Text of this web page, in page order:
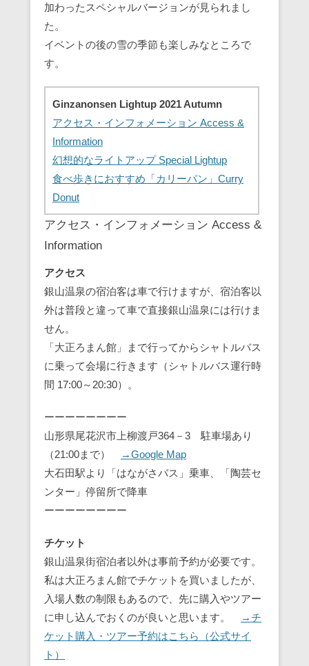
加わったスペシャルバージョンが見られまし
た。
イベントの後の雪の季節も楽しみなところで
す。
Ginzanonsen Lightup 2021 Autumn
アクセス・インフォメーション Access &
Information
幻想的なライトアップ Special Lightup
食べ歩きにおすすめ「カリーパン」Curry
Donut
アクセス・インフォメーション Access &
Information
アクセス
銀山温泉の宿泊客は車で行けますが、宿泊客以
外は普段と違って車で直接銀山温泉には行けま
せん。
「大正ろまん館」まで行ってからシャトルバス
に乗って会場に行きます（シャトルバス運行時
間 17:00～20:30）。
ーーーーーーーー
山形県尾花沢市上柳渡戸364－3 駐車場あり
（21:00まで）
→Google Map
大石田駅より「はながさバス」乗車、「陶芸セ
ンター」停留所で降車
ーーーーーーーー
チケット
銀山温泉街宿泊者以外は事前予約が必要です。
私は大正ろまん館でチケットを買いましたが、
入場人数の制限もあるので、先に購入やツアー
に申し込んでおくのが良いと思います。
→チ
ケット購入・ツアー予約はこちら（公式サイ
ト）